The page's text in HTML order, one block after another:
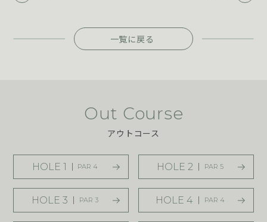
一覧に戻る
Out Course
アウトコース
HOLE 1 PAR 4 HOLE 2 PAR 5
HOLE 3 PAR 3 HOLE 4 PAR 4